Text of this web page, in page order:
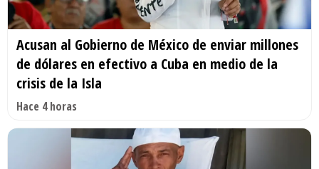
Acusan al Gobierno de México de enviar millones
de dólares en efectivo a Cuba en medio de la
crisis de la Isla
Hace 4 horas